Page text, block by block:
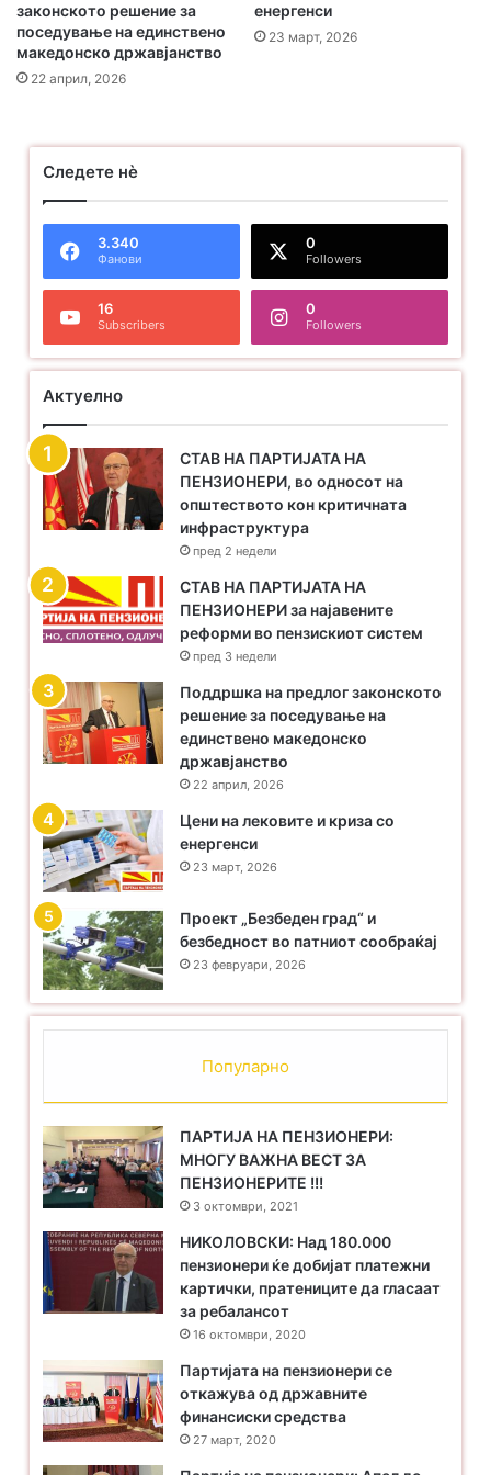
Предлог закон за минимална пензија и предлог на
мерки за солидарна финасиска поддршка за
пензионерите до просечна пензија.
Партијата на пензионери исто така се залага за
проширување на позитивната листа на лекови и не
плаќање на партиципација на највозрасните и
најнемоќните пензионери со помали пензии од
просечната
Партијата на пензионери е и секогаш ќе биде со
интересите на тие што манипулираат со изборите во
некои здруженија на пензионери и кои нетранспаретно
ги трошат финасиските средства од членарината на
сите а посебно на социјално загрозените пензионери.
законското решение за
поседување на единствено
македонско државјанство
22 април, 2026
енергенси
23 март, 2026
Следете нѐ
3.340
Фанови
0
Followers
16
Subscribers
0
Followers
Актуелно
СТАВ НА ПАРТИЈАТА НА
ПЕНЗИОНЕРИ, во односот на
општеството кон критичната
инфраструктура
пред 2 недели
​СТАВ НА ПАРТИЈАТА НА
ПЕНЗИОНЕРИ за најавените
реформи во пензискиот систем
пред 3 недели
Поддршка на предлог законското
решение за поседување на
единствено македонско
државјанство
22 април, 2026
Цени на лековите и криза со
енергенси
23 март, 2026
Проект „Безбеден град“ и
безбедност во патниот сообраќај
23 февруари, 2026
Популарно
ПАРТИЈА НА ПЕНЗИОНЕРИ:
МНОГУ ВАЖНА ВЕСТ ЗА
ПЕНЗИОНЕРИТЕ !!!
3 октомври, 2021
НИКОЛОВСКИ: Над 180.000
пензионери ќе добијат платежни
картички, пратениците да гласаат
за ребалансот
16 октомври, 2020
Партијата на пензионери се
откажува од државните
финансиски средства
27 март, 2020